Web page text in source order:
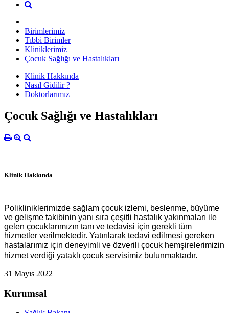
Birimlerimiz
Tıbbi Birimler
Kliniklerimiz
Çocuk Sağlığı ve Hastalıkları
Klinik Hakkında
Nasıl Gidilir ?
Doktorlarımız
Çocuk Sağlığı ve Hastalıkları
Klinik Hakkında
Polikliniklerimizde sağlam çocuk izlemi, beslenme, büyüme
ve gelişme takibinin yanı sıra çeşitli hastalık yakınmaları ile
gelen çocuklarımızın tanı ve tedavisi için gerekli tüm
hizmetler verilmektedir. Yatırılarak tedavi edilmesi gereken
hastalarımız için deneyimli ve özverili çocuk hemşirelerimizin
hizmet verdiği yataklı çocuk servisimiz bulunmaktadır.
31 Mayıs 2022
Kurumsal